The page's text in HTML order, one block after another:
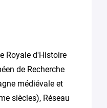
Royale d'Histoire
de Recherche
médiévale et
siècles), Réseau